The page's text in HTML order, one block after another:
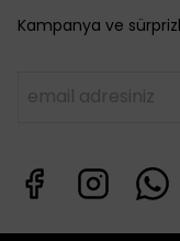
Kampanya ve